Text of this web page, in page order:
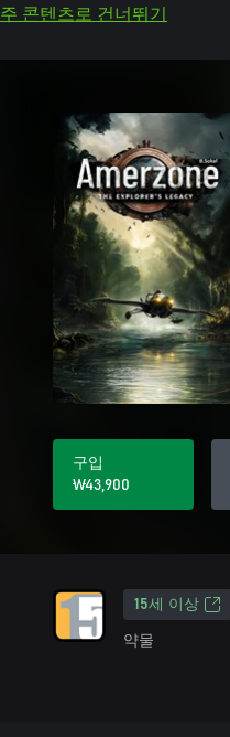
주 콘텐츠로 건너뛰기
구입
₩43,900
15세 이상
약물